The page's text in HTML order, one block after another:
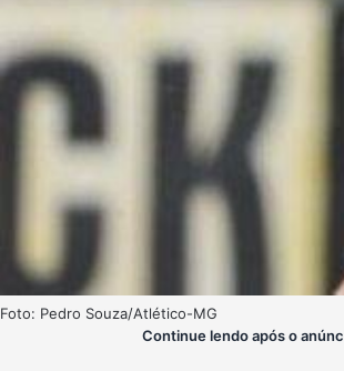
Foto: Pedro Souza/Atlético-MG
Continue lendo após o